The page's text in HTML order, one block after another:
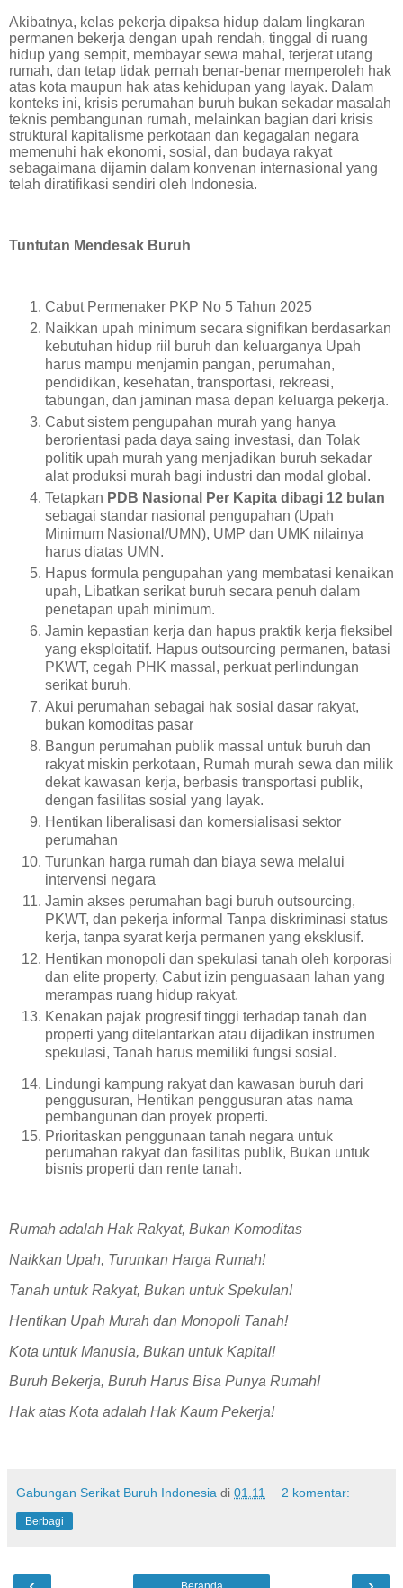
Akibatnya, kelas pekerja dipaksa hidup dalam lingkaran
permanen bekerja dengan upah rendah, tinggal di ruang
hidup yang sempit, membayar sewa mahal, terjerat utang
rumah, dan tetap tidak pernah benar-benar memperoleh hak
atas kota maupun hak atas kehidupan yang layak. Dalam
konteks ini, krisis perumahan buruh bukan sekadar masalah
teknis pembangunan rumah, melainkan bagian dari krisis
struktural kapitalisme perkotaan dan kegagalan negara
memenuhi hak ekonomi, sosial, dan budaya rakyat
sebagaimana dijamin dalam konvenan internasional yang
telah diratifikasi sendiri oleh Indonesia.
Tuntutan Mendesak Buruh
Cabut Permenaker PKP No 5 Tahun 2025
Naikkan upah minimum secara signifikan berdasarkan
kebutuhan hidup riil buruh dan keluarganya Upah
harus mampu menjamin pangan, perumahan,
pendidikan, kesehatan, transportasi, rekreasi,
tabungan, dan jaminan masa depan keluarga pekerja.
Cabut sistem pengupahan murah yang hanya
berorientasi pada daya saing investasi, dan Tolak
politik upah murah yang menjadikan buruh sekadar
alat produksi murah bagi industri dan modal global.
Tetapkan PDB Nasional Per Kapita dibagi 12 bulan
sebagai standar nasional pengupahan (Upah
Minimum Nasional/UMN), UMP dan UMK nilainya
harus diatas UMN.
Hapus formula pengupahan yang membatasi kenaikan
upah, Libatkan serikat buruh secara penuh dalam
penetapan upah minimum.
Jamin kepastian kerja dan hapus praktik kerja fleksibel
yang eksploitatif. Hapus outsourcing permanen, batasi
PKWT, cegah PHK massal, perkuat perlindungan
serikat buruh.
Akui perumahan sebagai hak sosial dasar rakyat,
bukan komoditas pasar
Bangun perumahan publik massal untuk buruh dan
rakyat miskin perkotaan, Rumah murah sewa dan milik
dekat kawasan kerja, berbasis transportasi publik,
dengan fasilitas sosial yang layak.
Hentikan liberalisasi dan komersialisasi sektor
perumahan
Turunkan harga rumah dan biaya sewa melalui
intervensi negara
Jamin akses perumahan bagi buruh outsourcing,
PKWT, dan pekerja informal Tanpa diskriminasi status
kerja, tanpa syarat kerja permanen yang eksklusif.
Hentikan monopoli dan spekulasi tanah oleh korporasi
dan elite property, Cabut izin penguasaan lahan yang
merampas ruang hidup rakyat.
Kenakan pajak progresif tinggi terhadap tanah dan
properti yang ditelantarkan atau dijadikan instrumen
spekulasi, Tanah harus memiliki fungsi sosial.
Lindungi kampung rakyat dan kawasan buruh dari
penggusuran, Hentikan penggusuran atas nama
pembangunan dan proyek properti.
Prioritaskan penggunaan tanah negara untuk
perumahan rakyat dan fasilitas publik, Bukan untuk
bisnis properti dan rente tanah.
Rumah adalah Hak Rakyat, Bukan Komoditas
Naikkan Upah, Turunkan Harga Rumah!
Tanah untuk Rakyat, Bukan untuk Spekulan!
Hentikan Upah Murah dan Monopoli Tanah!
Kota untuk Manusia, Bukan untuk Kapital!
Buruh Bekerja, Buruh Harus Bisa Punya Rumah!
Hak atas Kota adalah Hak Kaum Pekerja!
Gabungan Serikat Buruh Indonesia di 01.11 2 komentar:
Berbagi